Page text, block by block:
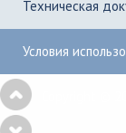
Техническая
Условия